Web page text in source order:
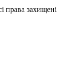
захищені